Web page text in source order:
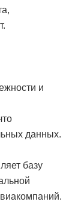
и
данных.
базу